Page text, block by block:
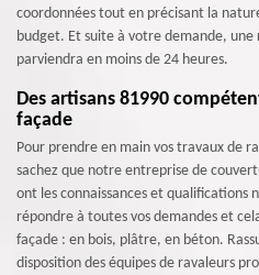
coordonnées tout en précisant la
budget. Et suite à votre demande,
parviendra en moins de 24 heures.
Des artisans 81990
façade
Pour prendre en main vos travaux de
sachez que notre entreprise de
ont les connaissances et qualifications
répondre à toutes vos demandes et
façade : en bois, plâtre, en béton.
disposition des équipes de ravaleurs